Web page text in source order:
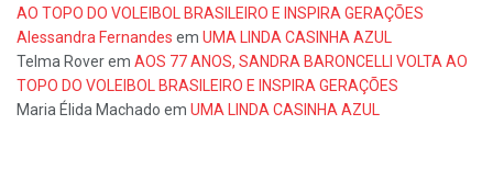
AO TOPO DO VOLEIBOL BRASILEIRO E INSPIRA GERAÇÕES
Alessandra Fernandes em UMA LINDA CASINHA AZUL
Telma Roverem AOS 77 ANOS, SANDRA BARONCELLI VOLTA AO
TOPO DO VOLEIBOL BRASILEIRO E INSPIRA GERAÇÕES
Maria Élida Machado em UMA LINDA CASINHA AZUL